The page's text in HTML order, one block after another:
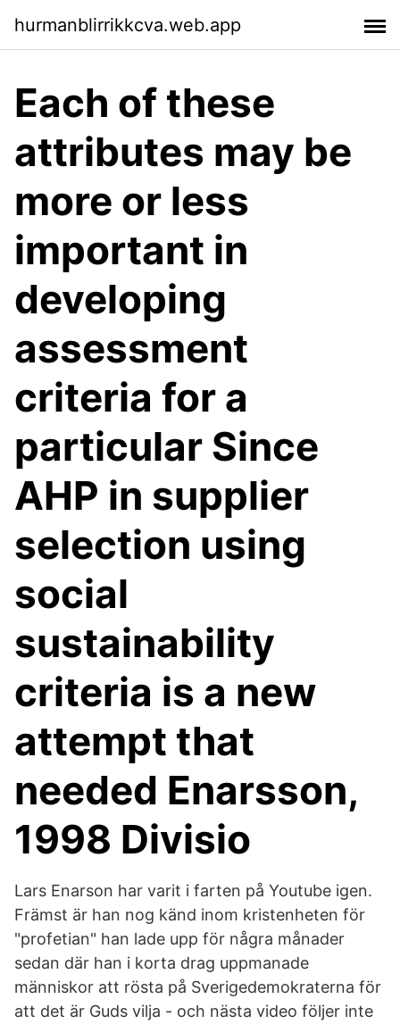
hurmanblirrikkcva.web.app
Each of these
attributes may be
more or less
important in
developing
assessment
criteria for a
particular Since
AHP in supplier
selection using
social
sustainability
criteria is a new
attempt that
needed Enarsson,
1998 Divisio
Lars Enarson har varit i farten på Youtube igen.
Främst är han nog känd inom kristenheten för
"profetian" han lade upp för några månader
sedan där han i korta drag uppmanade
människor att rösta på Sverigedemokraterna för
att det är Guds vilja - och nästa video följer inte